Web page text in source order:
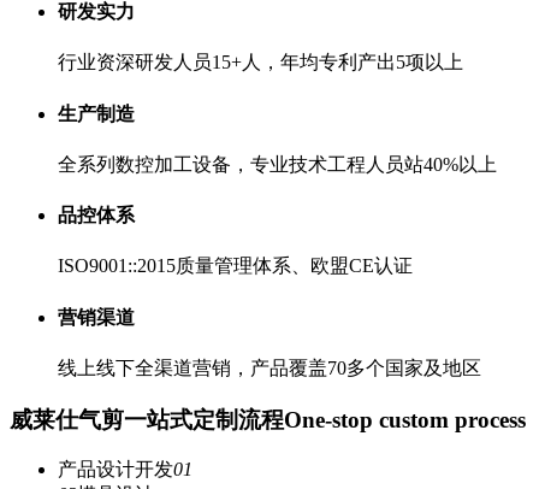
研发实力
行业资深研发人员15+人，年均专利产出5项以上
生产制造
全系列数控加工设备，专业技术工程人员站40%以上
品控体系
ISO9001::2015质量管理体系、欧盟CE认证
营销渠道
线上线下全渠道营销，产品覆盖70多个国家及地区
威莱仕气剪一站式定制流程One-stop custom process
产品设计开发01